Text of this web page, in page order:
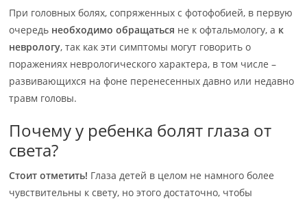
При головных болях, сопряженных с фотофобией, в первую
очередь необходимо обращаться не к офтальмологу, а к
неврологу, так как эти симптомы могут говорить о
поражениях неврологического характера, в том числе –
развивающихся на фоне перенесенных давно или недавно
травм головы.
Почему у ребенка болят глаза от
света?
Стоит отметить! Глаза детей в целом не намного более
чувствительны к свету, но этого достаточно, чтобы